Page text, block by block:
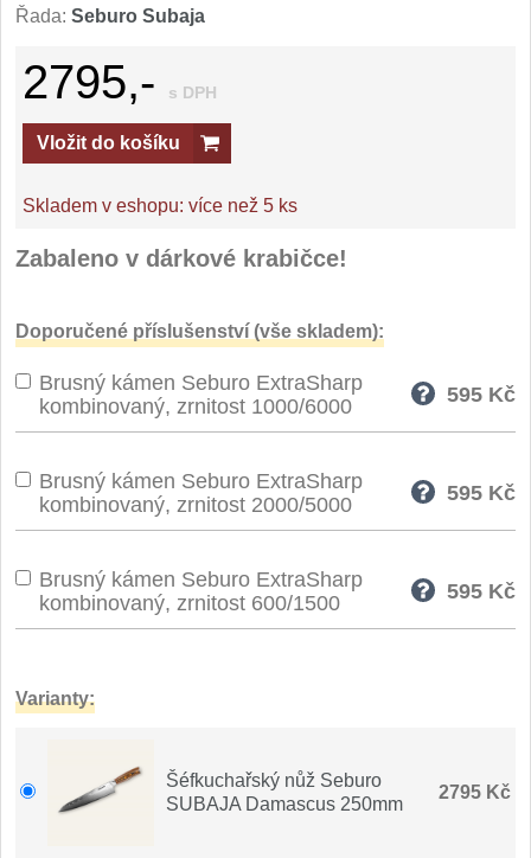
Řada: Seburo Subaja
2795,- s DPH
Vložit do košíku
Skladem v eshopu: více než 5 ks
Zabaleno v dárkové krabičce!
Doporučené příslušenství (vše skladem):
Brusný kámen Seburo ExtraSharp
kombinovaný, zrnitost 1000/6000
595 Kč
Brusný kámen Seburo ExtraSharp
kombinovaný, zrnitost 2000/5000
595 Kč
Brusný kámen Seburo ExtraSharp
kombinovaný, zrnitost 600/1500
595 Kč
Varianty:
Šéfkuchařský nůž Seburo
SUBAJA Damascus 250mm
2795 Kč